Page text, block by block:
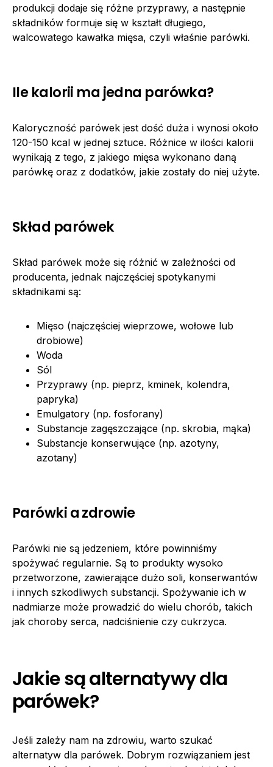
produkcji dodaje się różne przyprawy, a następnie
składników formuje się w kształt długiego,
walcowatego kawałka mięsa, czyli właśnie parówki.
Ile kalorii ma jedna parówka?
Kaloryczność parówek jest dość duża i wynosi około
120-150 kcal w jednej sztuce. Różnice w ilości kalorii
wynikają z tego, z jakiego mięsa wykonano daną
parówkę oraz z dodatków, jakie zostały do niej użyte.
Skład parówek
Skład parówek może się różnić w zależności od
producenta, jednak najczęściej spotykanymi
składnikami są:
Mięso (najczęściej wieprzowe, wołowe lub
drobiowe)
Woda
Sól
Przyprawy (np. pieprz, kminek, kolendra,
papryka)
Emulgatory (np. fosforany)
Substancje zagęszczające (np. skrobia, mąka)
Substancje konserwujące (np. azotyny,
azotany)
Parówki a zdrowie
Parówki nie są jedzeniem, które powinniśmy
spożywać regularnie. Są to produkty wysoko
przetworzone, zawierające dużo soli, konserwantów
i innych szkodliwych substancji. Spożywanie ich w
nadmiarze może prowadzić do wielu chorób, takich
jak choroby serca, nadciśnienie czy cukrzyca.
Jakie są alternatywy dla
parówek?
Jeśli zależy nam na zdrowiu, warto szukać
alternatyw dla parówek. Dobrym rozwiązaniem jest